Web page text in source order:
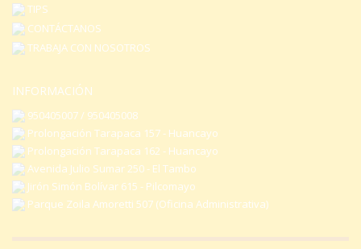
TIPS
CONTÁCTANOS
TRABAJA CON NOSOTROS
INFORMACIÓN
950405007 / 950405008
Prolongación Tarapaca 157 - Huancayo
Prolongación Tarapaca 162 - Huancayo
Avenida Julio Sumar 250 - El Tambo
Jirón Simón Bolívar 615 - Pilcomayo
Parque Zoila Amoretti 507 (Oficina Administrativa)